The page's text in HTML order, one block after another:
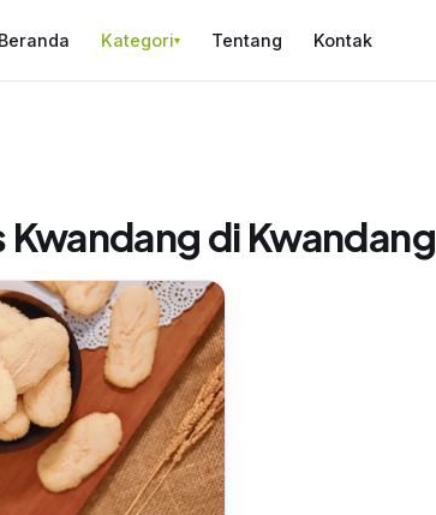
Beranda Kategori▾ Tentang Kontak
Kwandang di Kwandang